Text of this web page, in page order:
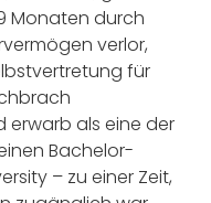
Monaten durch
verlor,
für
erwarb als eine der
Bachelor-
– zu einer Zeit,